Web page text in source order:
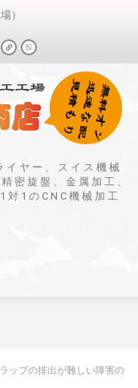
）
イヤー、スイス機械
密旋盤、金属加工、
対1のCNC機械加工
ップの排出が難しい障害の